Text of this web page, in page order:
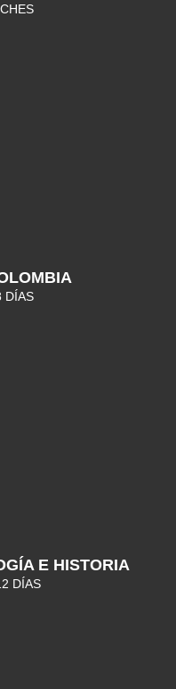
DÍAS
E HISTORIA
DÍAS